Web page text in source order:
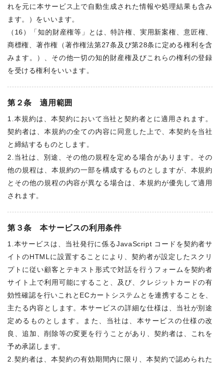
れを元に本サービス上で自動生成された情報や処理結果も含み
ます。）をいいます。
（16）「知的財産権等」とは、特許権、実用新案権、意匠権、
商標権、著作権（著作権法第27条及び第28条に定める権利を含
みます。）、その他一切の知的財産権及びこれらの権利の登録
を受ける権利をいいます。
第２条 適用範囲
1.本規約は、本契約において当社と契約者とに適用されます。
契約者は、本規約の全ての内容に同意した上で、本契約を当社
と締結するものとします。
2.当社は、別途、その他の規程を定める場合があります。その
他の規程は、本規約の一部を構成するものとしますが、本規約
とその他の規程の内容が異なる場合は、本規約が優先して適用
されます。
第３条 本サービスの利用条件
1.本サービスは、当社発行に係るJavaScript コードを契約者サ
イトのHTMLに設置することにより、契約者が設定したスクリ
プトに従い顧客とテキスト形式で対話を行うフォームを契約者
サイト上で利用可能にすること、及び、クレジットカードの有
効性確認を行いこれとECカートシステムとを連携することを、
主たる内容とします。本サービスの詳細な仕様は、当社が別途
定めるものとします。また、当社は、本サービスの仕様の改
良、追加、削除等の変更を行うことがあり、契約者は、これを
予め承諾します。
2.契約者は、本契約の有効期間内に限り、本契約で認められた